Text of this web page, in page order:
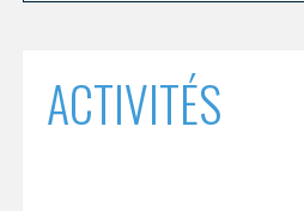
MÉDIATION ET CHARTE
CLIENTS ET
ACTIVITÉSDEMANDE